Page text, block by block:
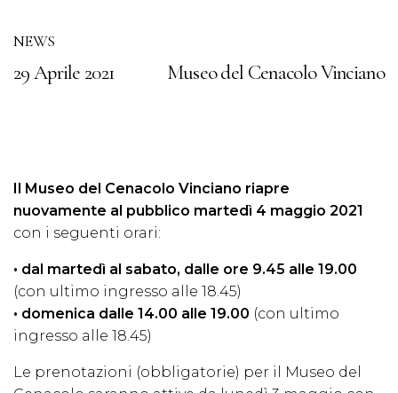
NEWS
29 Aprile 2021 Museo del Cenacolo Vinciano
Il Museo del Cenacolo Vinciano riapre
nuovamente al pubblico martedì 4 maggio 2021
con i seguenti orari:
• dal martedì al sabato, dalle ore 9.45 alle 19.00
(con ultimo ingresso alle 18.45)
• domenica dalle 14.00 alle 19.00 (con ultimo
ingresso alle 18.45)
Le prenotazioni (obbligatorie) per il Museo del